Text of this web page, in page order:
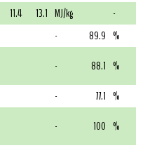
11.4 13.1 MJ/kg
-
- 89.9 %
- 88.1 %
- 77.1 %
- 100 %